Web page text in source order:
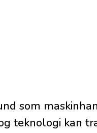
som
teknologi kan